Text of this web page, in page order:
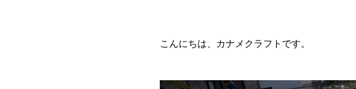
こんにちは、カナメクラフトです。